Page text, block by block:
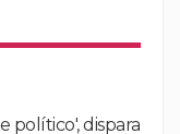
político', dispara